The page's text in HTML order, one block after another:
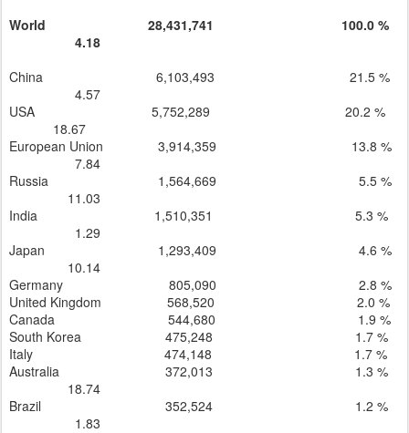
World 28,431,741 100.0 %
4.18
China 6,103,493 21.5 %
4.57
USA 5,752,289 20.2 %
18.67
European Union 3,914,359 13.8 %
7.84
Russia 1,564,669 5.5 %
11.03
India 1,510,351 5.3 %
1.29
Japan 1,293,409 4.6 %
10.14
Germany 805,090 2.8 %
United Kingdom 568,520 2.0 %
Canada 544,680 1.9 %
South Korea 475,248 1.7 %
Italy 474,148 1.7 %
Australia 372,013 1.3 %
18.74
Brazil 352,524 1.2 %
1.83